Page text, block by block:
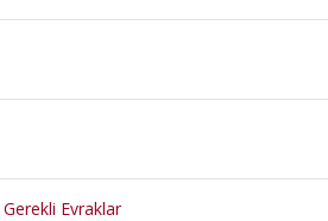
Evraklar